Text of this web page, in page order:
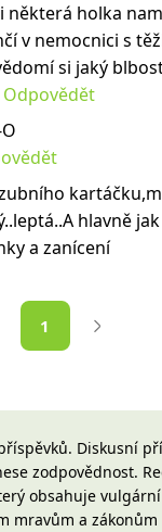
některá holka
v nemocnici s
si jaký
Odpovědět
hlavně
a zanícení
1
Diskusní
zodpovědnost.
obsahuje
mravům a zákonům